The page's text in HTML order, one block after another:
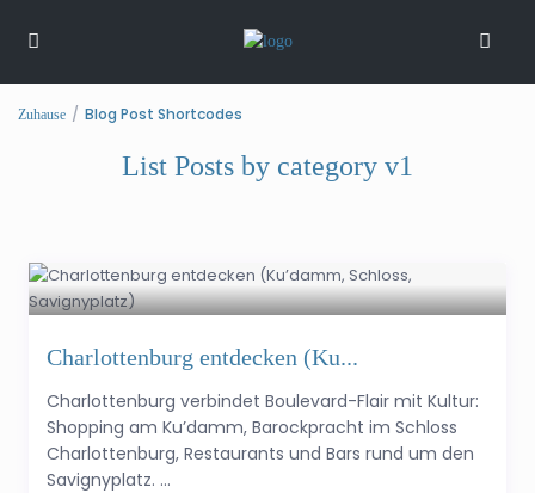
Zuhause Blog Post Shortcodes
List Posts by category v1
Charlottenburg entdecken (Ku...
Charlottenburg verbindet Boulevard-Flair mit Kultur:
Shopping am Ku’damm, Barockpracht im Schloss
Charlottenburg, Restaurants und Bars rund um den
Savignyplatz. ...